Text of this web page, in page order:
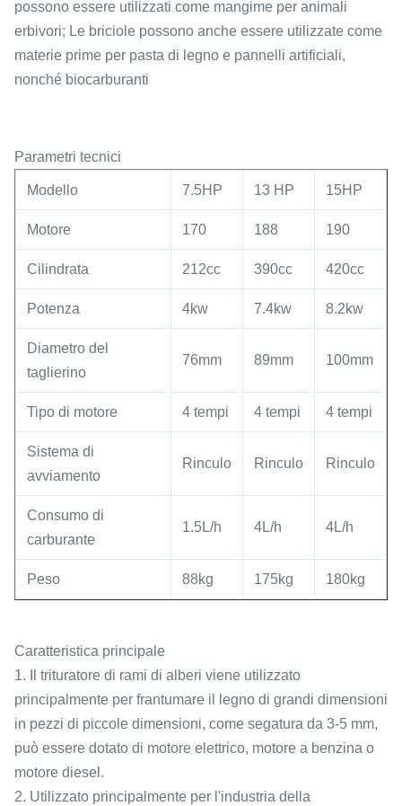
possono essere utilizzati come mangime per animali
erbivori; Le briciole possono anche essere utilizzate come
materie prime per pasta di legno e pannelli artificiali,
nonché biocarburanti
Parametri tecnici
Modello 7.5HP 13 HP 15HP
Motore 170 188 190
Cilindrata 212cc 390cc 420cc
Potenza 4kw 7.4kw 8.2kw
Diametro del
taglierino
76mm 89mm 100mm
Tipo di motore 4 tempi 4 tempi 4 tempi
Sistema di
avviamento
Rinculo Rinculo Rinculo
Consumo di
carburante
1.5L/h 4L/h 4L/h
Peso 88kg 175kg 180kg
Caratteristica principale
1. Il trituratore di rami di alberi viene utilizzato
principalmente per frantumare il legno di grandi dimensioni
in pezzi di piccole dimensioni, come segatura da 3-5 mm,
può essere dotato di motore elettrico, motore a benzina o
motore diesel.
2. Utilizzato principalmente per l'industria della